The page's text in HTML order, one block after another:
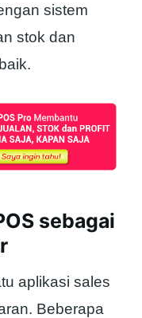
sistem
stok dan
sebagai
aplikasi sales
Beberapa